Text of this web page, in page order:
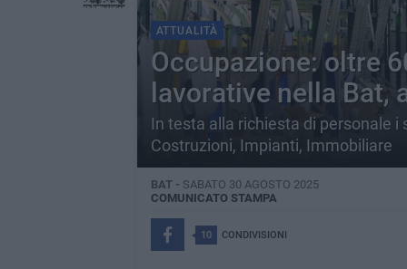
ATTUALITÀ
Occupazione: oltre
lavorative nella Bat,
In testa alla richiesta di personale
Costruzioni, Impianti, Immobiliare
BAT - SABATO 30 AGOSTO 2025
COMUNICATO STAMPA
10 CONDIVISIONI